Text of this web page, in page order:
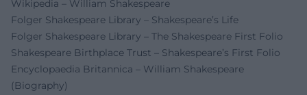
Wikipedia – William Shakespeare
Folger Shakespeare Library – Shakespeare’s Life
Folger Shakespeare Library – The Shakespeare First Folio
Shakespeare Birthplace Trust – Shakespeare’s First Folio
Encyclopaedia Britannica – William Shakespeare
(Biography)